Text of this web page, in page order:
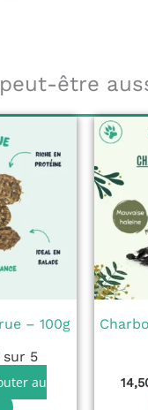
être
– 100g
sur 5
au